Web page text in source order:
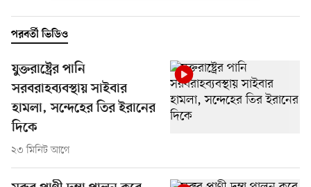
পরবর্তী ভিডিও
যুক্তরাষ্ট্রের পানি
সরবরাহব্যবস্থায় সাইবার
হামলা, সন্দেহের তির ইরানের
দিকে
২৩ মিনিট আগে